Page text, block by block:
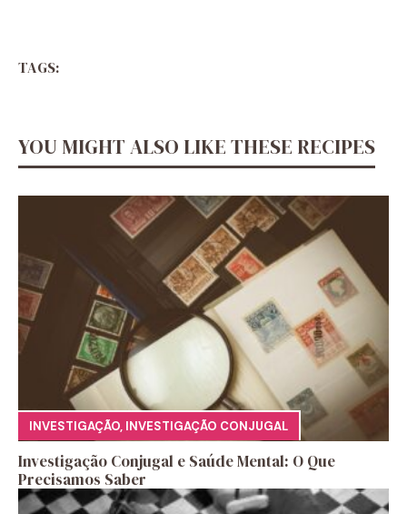
TAGS:
YOU MIGHT ALSO LIKE THESE RECIPES
INVESTIGAÇÃO, INVESTIGAÇÃO CONJUGAL
Investigação Conjugal e Saúde Mental: O Que
Precisamos Saber